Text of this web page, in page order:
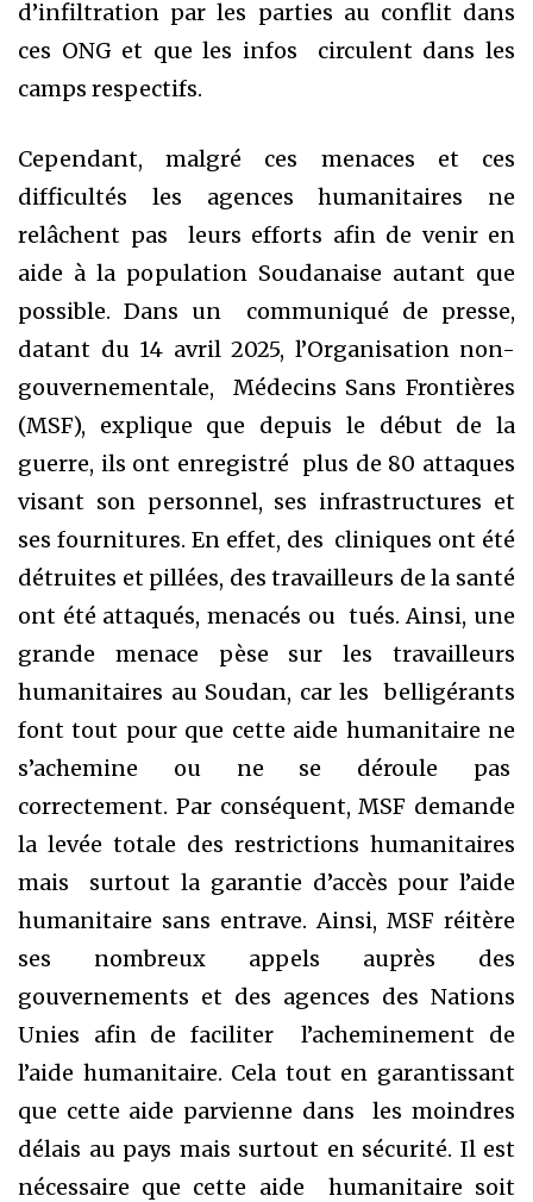
d’infiltration par les parties au conflit dans
ces ONG et que les infos circulent dans les
camps respectifs.
Cependant, malgré ces menaces et ces
difficultés les agences humanitaires ne
relâchent pas leurs efforts afin de venir en
aide à la population Soudanaise autant que
possible. Dans un communiqué de presse,
datant du 14 avril 2025, l’Organisation non-
gouvernementale, Médecins Sans Frontières
(MSF), explique que depuis le début de la
guerre, ils ont enregistré plus de 80 attaques
visant son personnel, ses infrastructures et
ses fournitures. En effet, des cliniques ont été
détruites et pillées, des travailleurs de la santé
ont été attaqués, menacés ou tués. Ainsi, une
grande menace pèse sur les travailleurs
humanitaires au Soudan, car les belligérants
font tout pour que cette aide humanitaire ne
s’achemine ou ne se déroule pas
correctement. Par conséquent, MSF demande
la levée totale des restrictions humanitaires
mais surtout la garantie d’accès pour l’aide
humanitaire sans entrave. Ainsi, MSF réitère
ses nombreux appels auprès des
gouvernements et des agences des Nations
Unies afin de faciliter l’acheminement de
l’aide humanitaire. Cela tout en garantissant
que cette aide parvienne dans les moindres
délais au pays mais surtout en sécurité. Il est
nécessaire que cette aide humanitaire soit